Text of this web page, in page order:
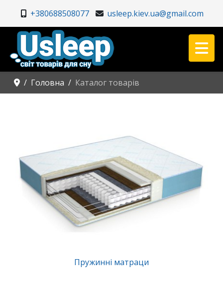
+380688508077 usleep.kiev.ua@gmail.com
Головна Каталог товарів
Пружинні матраци